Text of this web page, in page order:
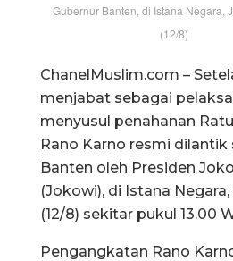
Gubernur Banten, di Istana Negara,
(12/8)
ChanelMuslim.com –
menjabat sebagai
menyusul penahanan
Rano Karno resmi dilantik
Banten oleh Presiden
(Jokowi), di Istana
(12/8) sekitar pukul 13.00
Pengangkatan Rano